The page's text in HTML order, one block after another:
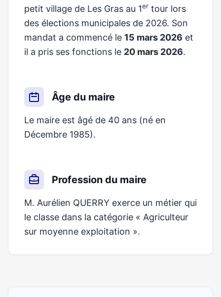
petit village de Les Gras au 1er tour lors
des élections municipales de 2026. Son
mandat a commencé le 15 mars 2026 et
il a pris ses fonctions le 20 mars 2026.
Âge du maire
Le maire est âgé de 40 ans (né en
Décembre 1985).
Profession du maire
M. Aurélien QUERRY exerce un métier qui
le classe dans la catégorie « Agriculteur
sur moyenne exploitation ».